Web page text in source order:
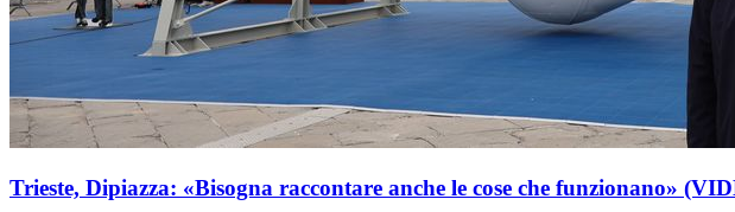
Trieste, Dipiazza: «Bisogna raccontare anche le cose che funzionano»